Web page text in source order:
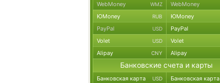
WebMoney WMZ WebMoney
ЮMoney RUB ЮMoney
PayPal USD PayPal
Volet USD Volet
Alipay CNY Alipay
Банковские счета и карты
Банковская карта USD Банковская карта